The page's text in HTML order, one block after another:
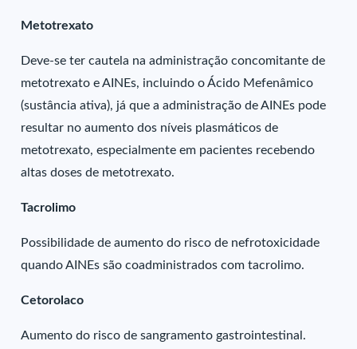
Metotrexato
Deve-se ter cautela na administração concomitante de
metotrexato e AINEs, incluindo o Ácido Mefenâmico
(sustância ativa), já que a administração de AINEs pode
resultar no aumento dos níveis plasmáticos de
metotrexato, especialmente em pacientes recebendo
altas doses de metotrexato.
Tacrolimo
Possibilidade de aumento do risco de nefrotoxicidade
quando AINEs são coadministrados com tacrolimo.
Cetorolaco
Aumento do risco de sangramento gastrointestinal.